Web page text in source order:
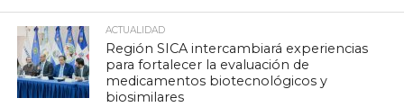
ACTUALIDAD
Región SICA intercambiará experiencias
para fortalecer la evaluación de
medicamentos biotecnológicos y
biosimilares